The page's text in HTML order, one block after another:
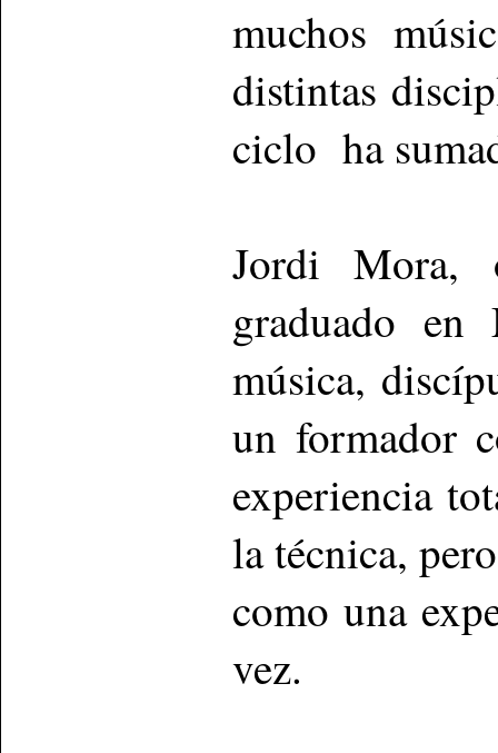
muchos
distintas
ciclo ha
Jordi Mora,
graduado
música,
un formador
experiencia
la técnica,
como una
vez.